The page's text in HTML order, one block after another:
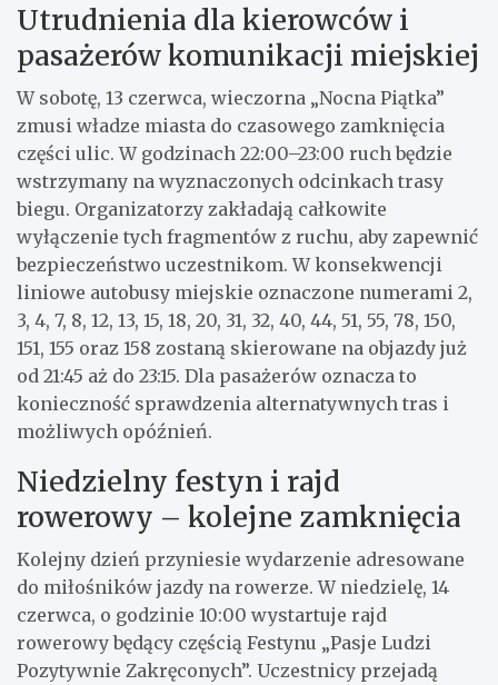
Utrudnienia dla kierowców i
pasażerów komunikacji miejskiej
W sobotę, 13 czerwca, wieczorna „Nocna Piątka”
zmusi władze miasta do czasowego zamknięcia
części ulic. W godzinach 22:00–23:00 ruch będzie
wstrzymany na wyznaczonych odcinkach trasy
biegu. Organizatorzy zakładają całkowite
wyłączenie tych fragmentów z ruchu, aby zapewnić
bezpieczeństwo uczestnikom. W konsekwencji
liniowe autobusy miejskie oznaczone numerami 2,
3, 4, 7, 8, 12, 13, 15, 18, 20, 31, 32, 40, 44, 51, 55, 78, 150,
151, 155 oraz 158 zostaną skierowane na objazdy już
od 21:45 aż do 23:15. Dla pasażerów oznacza to
konieczność sprawdzenia alternatywnych tras i
możliwych opóźnień.
Niedzielny festyn i rajd
rowerowy – kolejne zamknięcia
Kolejny dzień przyniesie wydarzenie adresowane
do miłośników jazdy na rowerze. W niedzielę, 14
czerwca, o godzinie 10:00 wystartuje rajd
rowerowy będący częścią Festynu „Pasje Ludzi
Pozytywnie Zakręconych”. Uczestnicy przejadą